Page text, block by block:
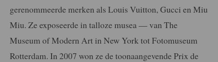
gerenommeerde merken als Louis Vuitton, Gucci en Miu
Miu. Ze exposeerde in talloze musea — van The
Museum of Modern Art in New York tot Fotomuseum
Rotterdam. In 2007 won ze de toonaangevende Prix de